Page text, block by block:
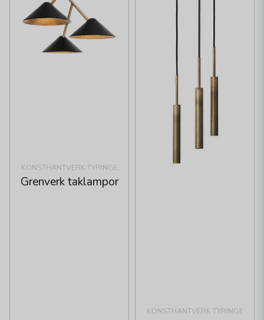
KONSTHANTVERK TYRINGE
Grenverk taklampor
KONSTHANTVERK TYRINGE